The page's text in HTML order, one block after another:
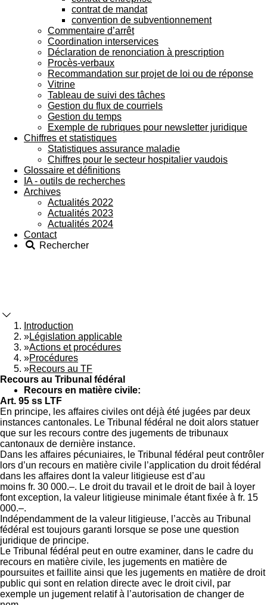
contrat de mandat
convention de subventionnement
Commentaire d’arrêt
Coordination interservices
Déclaration de renonciation à prescription
Procès-verbaux
Recommandation sur projet de loi ou de réponse
Vitrine
Tableau de suivi des tâches
Gestion du flux de courriels
Gestion du temps
Exemple de rubriques pour newsletter juridique
Chiffres et statistiques
Statistiques assurance maladie
Chiffres pour le secteur hospitalier vaudois
Glossaire et définitions
IA - outils de recherches
Archives
Actualités 2022
Actualités 2023
Actualités 2024
Contact
Rechercher
Introduction
»Législation applicable
»Actions et procédures
»Procédures
»Recours au TF
Recours au Tribunal fédéral
Recours en matière civile:
Art. 95 ss LTF
En principe, les affaires civiles ont déjà été jugées par deux
instances cantonales. Le Tribunal fédéral ne doit alors statuer
que sur les recours contre des jugements de tribunaux
cantonaux de dernière instance.
Dans les affaires pécuniaires, le Tribunal fédéral peut contrôler
lors d’un recours en matière civile l’application du droit fédéral
dans les affaires dont la valeur litigieuse est d’au
moins fr. 30 000.–. Le droit du travail et le droit de bail à loyer
font exception, la valeur litigieuse minimale étant fixée à fr. 15
000.–.
Indépendamment de la valeur litigieuse, l’accès au Tribunal
fédéral est toujours garanti lorsque se pose une question
juridique de principe.
Le Tribunal fédéral peut en outre examiner, dans le cadre du
recours en matière civile, les jugements en matière de
poursuites et faillite ainsi que les jugements en matière de droit
public qui sont en relation directe avec le droit civil, par
exemple un jugement relatif à l’autorisation de changer de